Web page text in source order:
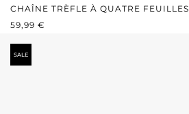
CHAÎNE TRÈFLE À QUATRE FEUILLES
PRIX RÉGULIER :
59,99 €
SALE